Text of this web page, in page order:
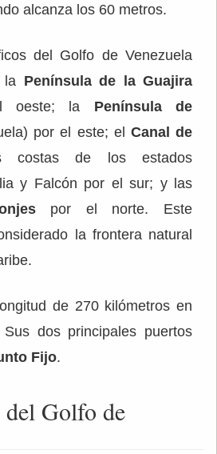
alcanza los 60 metros.
del Golfo de Venezuela
la Península de la Guajira
oeste; la Península de
por el este; el Canal de
de los estados
y Falcón por el sur; y las
por el norte. Este
la frontera natural
de 270 kilómetros en
dos principales puertos
Fijo.
Golfo de